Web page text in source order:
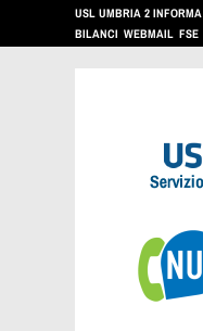
USL UMBRIA 2 INFORMA
BILANCI WEBMAIL FSE